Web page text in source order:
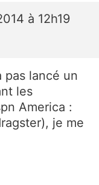
à 12h19
pas lancé un
les
America :
je me